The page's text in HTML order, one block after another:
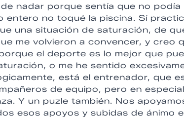
nadar porque sentía que no podía
entero no toqué la piscina. Sí
una situación de saturación, de
me volvieron a convencer, y creo
el deporte es lo mejor que
o me he sentido
está el entrenador, que
de equipo, pero en
Y un puzle también. Nos
esos apoyos y subidas de ánimo